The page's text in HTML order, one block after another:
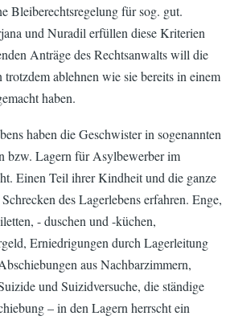
Bleiberechtsregelung für sog. gut.
und Nuradil erfüllen diese Kriterien
Anträge des Rechtsanwalts will die
ablehnen wie sie bereits in einem
haben.
haben die Geschwister in sogenannten
bzw. Lagern für Asylbewerber im
Einen Teil ihrer Kindheit und die ganze
des Lagerlebens erfahren. Enge,
- duschen und -küchen,
Erniedrigungen durch Lagerleitung
aus Nachbarzimmern,
und Suizidversuche, die ständige
– in den Lagern herrscht ein